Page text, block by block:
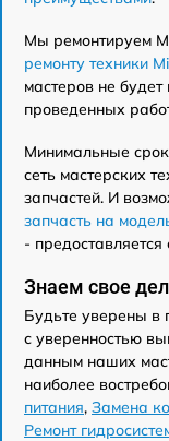
Мы ремонтируем
ремонту техники
мастеров не
проведенных
Минимальные
сеть мастерских
запчастей. И
запчасть на
-
Знаем свое
Будьте уверены в
с уверенностью
данным наших
наиболее
питания, Замена
Ремонт